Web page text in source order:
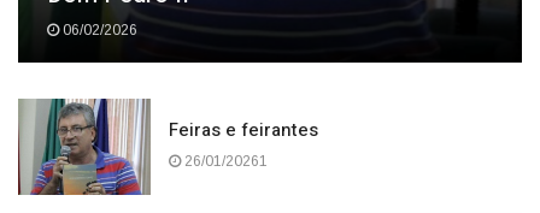
Dom Pedro II
06/02/2026